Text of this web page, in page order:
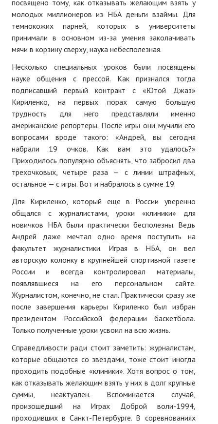
посвящено тому, как отказывать желающим взять у
молодых миллионеров из НБА деньги взаймы. Для
темнокожих парней, которых в университеты
принимали в основном из-за умения заколачивать
мячи в корзину сверху, наука небесполезная.
Несколько специальных уроков были посвящены
науке общения с прессой. Как признался тогда
подписавший первый контракт с «Ютой Джаз»
Кириленко, на первых порах самую большую
трудность для него представляли именно
американские репортеры. После игры они мучили его
вопросами вроде такого: «Андрей, вы сегодня
набрали 19 очков. Как вам это удалось?»
Приходилось популярно объяснять, что забросил два
трехочковых, четыре раза — с линии штрафных,
остальное — с игры. Вот и набралось в сумме 19.
Для Кириленко, который еще в России уверенно
общался с журналистами, уроки «клиники» для
новичков НБА были практически бесполезны. Ведь
Андрей даже мечтал одно время поступить на
факультет журналистики. Играя в НБА, он вел
авторскую колонку в крупнейшей спортивной газете
России и всегда контролировал материалы,
появлявшиеся на его персональном сайте.
Журналистом, конечно, не стал. Практически сразу же
после завершения карьеры Кириленко был избран
президентом Российской федерации баскетбола.
Только полученные уроки усвоил на всю жизнь.
Справедливости ради стоит заметить: журналистам,
которые общаются со звездами, тоже стоит иногда
проходить подобные «клиники». Хотя вопрос о том,
как отказывать желающим взять у них в долг крупные
суммы, неактуален. Вспоминается случай,
произошедший на Играх Доброй воли-1994,
проходивших в Санкт-Петербурге. В соревнованиях